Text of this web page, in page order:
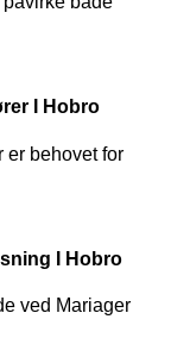
I Hobro
er behovet for
I Hobro
ved Mariager